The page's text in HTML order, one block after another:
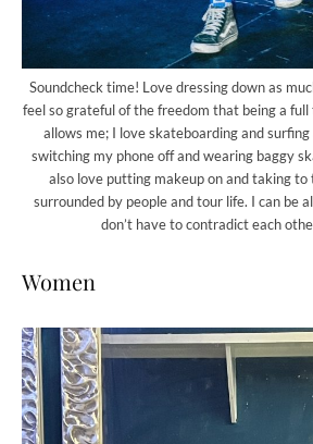
Soundcheck time! Love dressing down as
feel so grateful of the freedom that being a full
allows me; I love skateboarding and
switching my phone off and wearing baggy
also love putting makeup on and taking to
surrounded by people and tour life. I can be
don’t have to contradict each
Women